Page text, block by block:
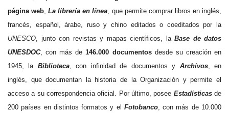
página web,La librería en línea, que permite comprar libros en inglés,
francés, español, árabe, ruso y chino editados o coeditados por la
UNESCO, junto con revistas y mapas científicos, la Base de datos
UNESDOC, con más de146.000 documentosdesde su creación en
1945, la Biblioteca, con infinidad de documentos y Archivos, en
inglés, que documentan la historia de la Organización y permite el
acceso a su correspondencia oficial. Por último, posee Estadísticasde
200 países en distintos formatos y el Fotobanco, con más de 10.000